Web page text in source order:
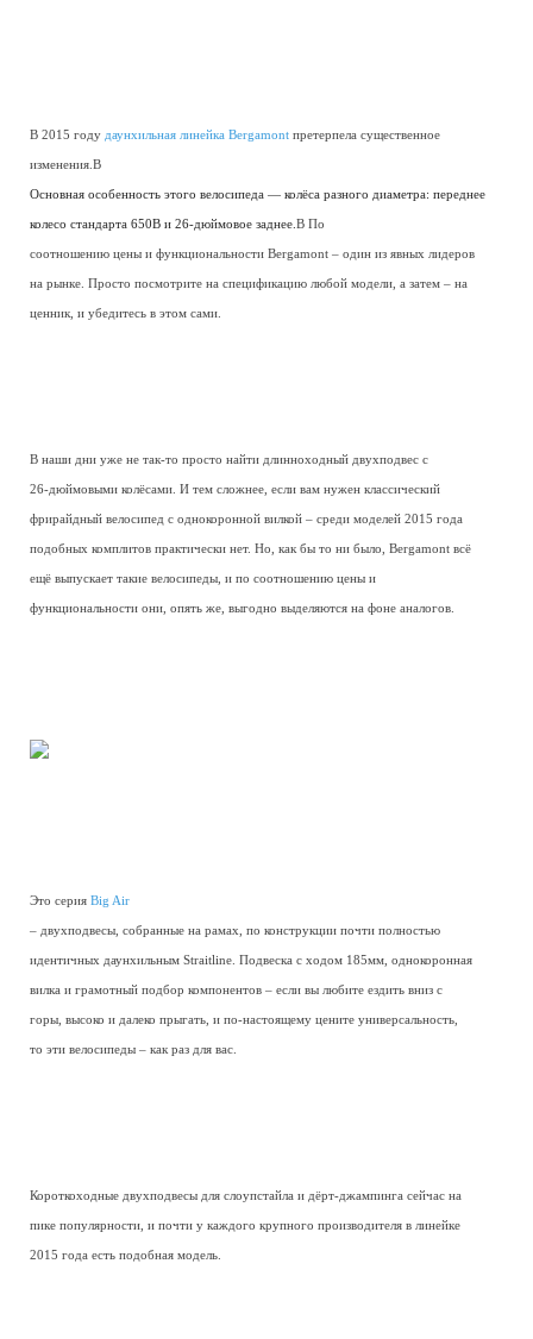
В 2015 году даунхильная линейка Bergamont претерпела существенное
изменения.В
Основная особенность этого велосипеда — колёса разного диаметра: переднее
колесо стандарта 650B и 26-дюймовое заднее. В По
соотношению цены и функциональности Bergamont – один из явных лидеров
на рынке. Просто посмотрите на спецификацию любой модели, а затем – на
ценник, и убедитесь в этом сами.
В наши дни уже не так-то просто найти длинноходный двухподвес с
26-дюймовыми колёсами. И тем сложнее, если вам нужен классический
фрирайдный велосипед с однокоронной вилкой – среди моделей 2015 года
подобных комплитов практически нет. Но, как бы то ни было, Bergamont всё
ещё выпускает такие велосипеды, и по соотношению цены и
функциональности они, опять же, выгодно выделяются на фоне аналогов.
Это серия Big Air
– двухподвесы, собранные на рамах, по конструкции почти полностью
идентичных даунхильным Straitline. Подвеска с ходом 185мм, однокоронная
вилка и грамотный подбор компонентов – если вы любите ездить вниз с
горы, высоко и далеко прыгать, и по-настоящему цените универсальность,
то эти велосипеды – как раз для вас.
Короткоходные двухподвесы для слоупстайла и дёрт-джампинга сейчас на
пике популярности, и почти у каждого крупного производителя в линейке
2015 года есть подобная модель.